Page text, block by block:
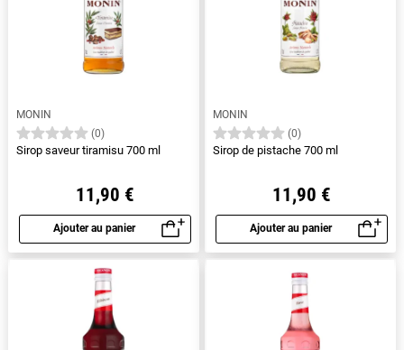
MONIN
(0)
Sirop saveur tiramisu 700 ml
11,90 €
Ajouter au panier
Aperçu rapide
MONIN
(0)
Sirop de pistache 700 ml
11,90 €
Ajouter au panier
Aperçu rapide